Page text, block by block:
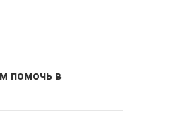
помочь в